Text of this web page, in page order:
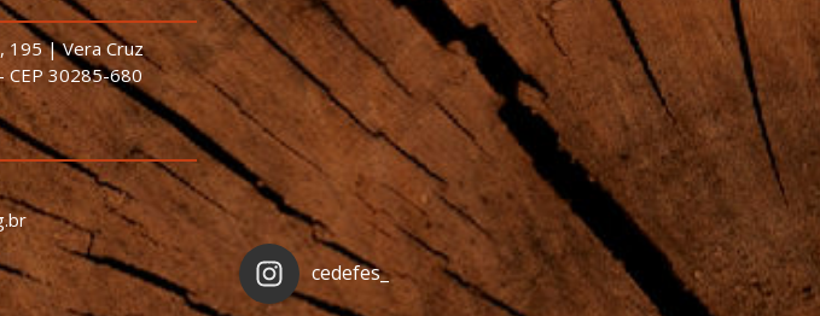
195 | Vera Cruz
CEP 30285-680
cedefes_